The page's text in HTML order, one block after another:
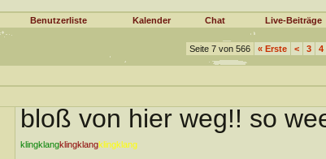
Benutzerliste Kalender Chat Live-Beiträge
Seite 7 von 566 «Erste < 3 4
bloß von hier weg!! so
klingklangklingklangklingklang